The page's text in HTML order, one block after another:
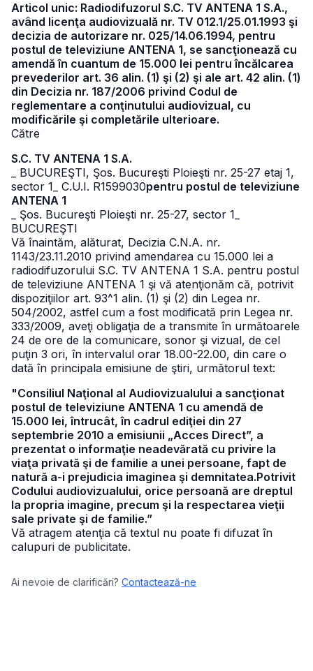
Articol unic: Radiodifuzorul S.C. TV ANTENA 1 S.A.,
având licenţa audiovizuală nr. TV 012.1/25.01.1993 şi
decizia de autorizare nr. 025/14.06.1994, pentru
postul de televiziune ANTENA 1, se sancţionează cu
amendă în cuantum de 15.000 lei pentru încălcarea
prevederilor art. 36 alin. (1) şi (2) şi ale art. 42 alin. (1)
din Decizia nr. 187/2006 privind Codul de
reglementare a conţinutului audiovizual, cu
modificările şi completările ulterioare.
Către
S.C. TV ANTENA 1 S.A.
_ BUCUREŞTI, Şos. Bucureşti Ploieşti nr. 25-27 etaj 1,
sector 1 _ C.U.I. R1599030pentru postul de televiziune
ANTENA 1
_ Şos. Bucureşti Ploieşti nr. 25-27, sector 1
BUCUREŞTI
Vă înaintăm, alăturat, Decizia C.N.A. nr.
1143/23.11.2010 privind amendarea cu 15.000 lei a
radiodifuzorului S.C. TV ANTENA 1 S.A. pentru postul
de televiziune ANTENA 1 şi vă atenţionăm că, potrivit
dispoziţiilor art. 93^1 alin. (1) şi (2) din Legea nr.
504/2002, astfel cum a fost modificată prin Legea nr.
333/2009, aveţi obligaţia de a transmite în următoarele
24 de ore de la comunicare, sonor şi vizual, de cel
puţin 3 ori, în intervalul orar 18.00-22.00, din care o
dată în principala emisiune de ştiri, următorul text:
"Consiliul Naţional al Audiovizualului a sancţionat
postul de televiziune ANTENA 1 cu amendă de
15.000 lei, întrucât, în cadrul ediţiei din 27
septembrie 2010 a emisiunii „Acces Direct”, a
prezentat o informaţie neadevărată cu privire la
viaţa privată şi de familie a unei persoane, fapt de
natură a-i prejudicia imaginea şi demnitatea.Potrivit
Codului audiovizualului, orice persoană are dreptul
la propria imagine, precum şi la respectarea vieţii
sale private şi de familie.”
Vă atragem atenţia că textul nu poate fi difuzat în
calupuri de publicitate.
Ai nevoie de clarificări? Contactează-ne